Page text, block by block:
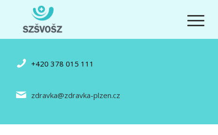
+420 378 015 111
zdravka@zdravka-plzen.cz